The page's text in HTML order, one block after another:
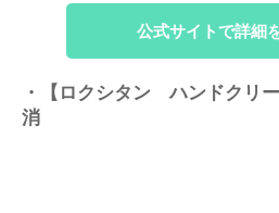
公式サイトで詳細
・【ロクシタン ハンドクリ
消